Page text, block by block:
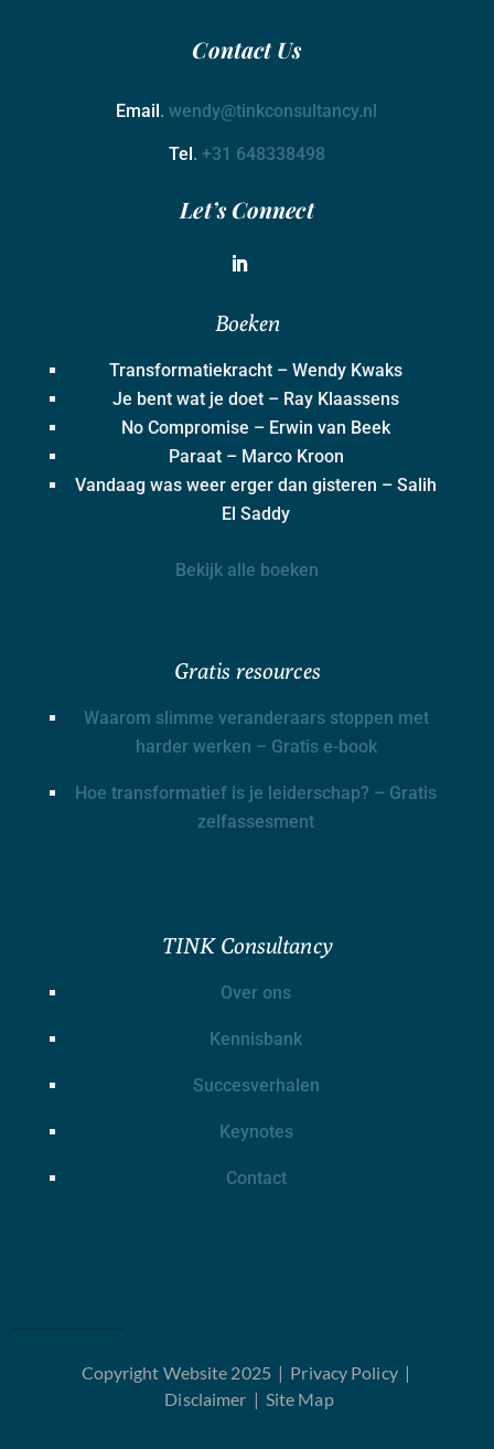
ContactUs
Email.wendy@tinkconsultancy.nl
Tel. +31 648338498
Let’s Connect
Boeken
Transformatiekracht – Wendy Kwaks
Je bent wat je doet – Ray Klaassens
No Compromise – Erwin van Beek
Paraat – Marco Kroon
Vandaag was weer erger dan gisteren – Salih
El Saddy
Bekijk alle boeken
Gratis resources
Waarom slimme veranderaars stoppen met
harder werken – Gratis e-book
Hoe transformatief is je leiderschap? – Gratis
zelfassesment
TINK Consultancy
Over ons
Kennisbank
Succesverhalen
Keynotes
Contact
Copyright Website 2025 | Privacy Policy|
Disclaimer | Site Map